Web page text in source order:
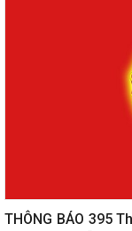
THÔNG BÁO 395